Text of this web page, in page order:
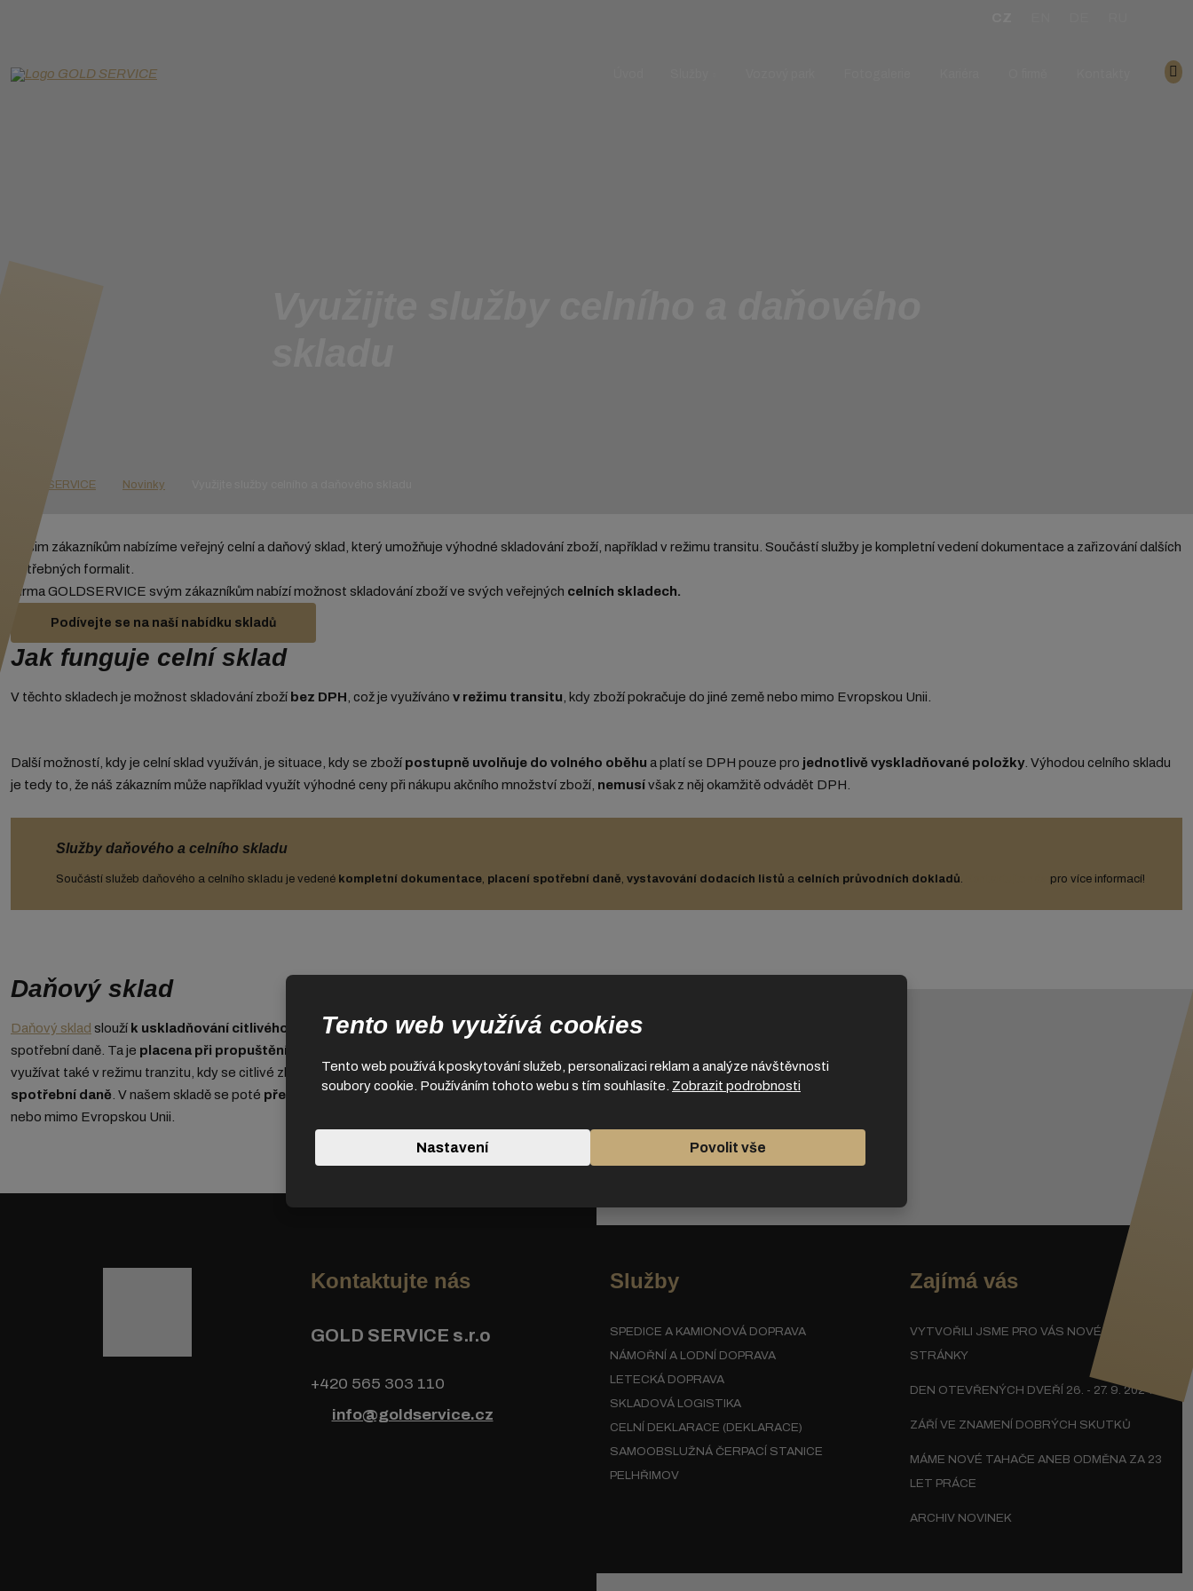
GOLD SERVICE Novinky
Našim zákazníkům nabízíme veřejný celní a daňový sklad, který umožňuje výhodné skladování zboží, například v režimu transitu. Součástí služby je kompletní vedení dokumentace a zařizování dalších
potřebných formalit.
Firma GOLDSERVICE svým zákazníkům nabízí možnost skladování zboží ve svých veřejných celních skladech.
Podívejte se na naší nabídku skladů
Jak funguje celní sklad
V těchto skladech je možnost skladování zboží bez DPH, což je využíváno v režimu transitu, kdy zboží pokračuje do jiné země nebo mimo Evropskou Unii.
Další možností, kdy je celní sklad využíván, je situace, kdy se zboží postupně uvolňuje do volného oběhu a platí se DPH pouze pro jednotlivě vyskladňované položky. Výhodou celního skladu
je tedy to, že náš zákazním může například využít výhodné ceny při nákupu akčního množství zboží, nemusívšak z něj okamžitě odvádět DPH.
Služby daňového a celního skladu
Součástí služeb daňového a celního skladu je vedené kompletní dokumentace, placení spotřební daně, vystavování dodacích listů a celních průvodních dokladů. pro více informací!
Daňový sklad
Daňový sklad slouží k uskladňování citlivého zboží,jako víno a pivo, bez okamžitého placení
spotřební daně. Ta je placena při propuštění zboží
využívat také v režimu tranzitu, kdy se citlivé zboží nakoupí přímo u výrobcebez zaplacené
spotřební daně. V našem skladě se poté přeloží a pokračuje v režimu tranzitudo jiné země,
nebo mimo Evropskou Unii.
Kontaktujte nás
GOLD SERVICE s.r.o
+420 565 303 110
info@goldservice.cz
Služby
SPEDICE A KAMIONOVÁ DOPRAVA
NÁMOŘNÍ A LODNÍ DOPRAVA
LETECKÁ DOPRAVA
SKLADOVÁ LOGISTIKA
CELNÍ DEKLARACE (DEKLARACE)
SAMOOBSLUŽNÁ ČERPACÍ STANICE
PELHŘIMOV
Zajímá vás
VYTVOŘILI JSME PRO VÁS NOVÉ WWW
STRÁNKY
DEN OTEVŘENÝCH DVEŘÍ 26. - 27. 9. 2024
ZÁŘÍ VE ZNAMENÍ DOBRÝCH SKUTKŮ
MÁME NOVÉ TAHAČE ANEB ODMĚNA ZA 23
LET PRÁCE
ARCHIV NOVINEK
Tento web využívá cookies
Tento web používá k poskytování služeb, personalizaci reklam a analýze návštěvnosti
soubory cookie. Používáním tohoto webu s tím souhlasíte. Zobrazit podrobnosti
Nastavení Povolit vše